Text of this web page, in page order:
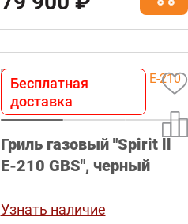
Бесплатная
доставка
Гриль газовый "Spirit ll
E-210 GBS", черный
Узнать наличие